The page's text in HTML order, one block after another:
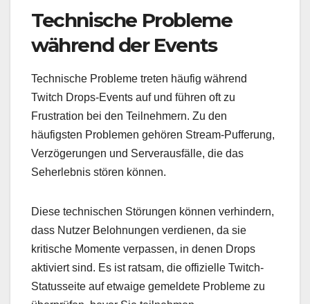
Technische Probleme
während der Events
Technische Probleme treten häufig während
Twitch Drops-Events auf und führen oft zu
Frustration bei den Teilnehmern. Zu den
häufigsten Problemen gehören Stream-Pufferung,
Verzögerungen und Serverausfälle, die das
Seherlebnis stören können.
Diese technischen Störungen können verhindern,
dass Nutzer Belohnungen verdienen, da sie
kritische Momente verpassen, in denen Drops
aktiviert sind. Es ist ratsam, die offizielle Twitch-
Statusseite auf etwaige gemeldete Probleme zu